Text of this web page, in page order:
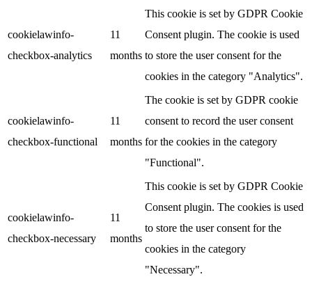
cookielawinfo-
checkbox-analytics
11
months
This cookie is set by GDPR Cookie
Consent plugin. The cookie is used
to store the user consent for the
cookies in the category "Analytics".
cookielawinfo-
checkbox-functional
11
months
The cookie is set by GDPR cookie
consent to record the user consent
for the cookies in the category
"Functional".
cookielawinfo-
checkbox-necessary
11
months
This cookie is set by GDPR Cookie
Consent plugin. The cookies is used
to store the user consent for the
cookies in the category
"Necessary".